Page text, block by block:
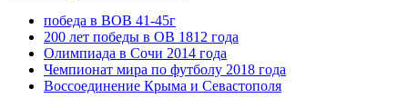
победа в ВОВ 41-45г
200 лет победы в ОВ 1812 года
Олимпиада в Сочи 2014 года
Чемпионат мира по футболу 2018 года
Воссоединение Крыма и Севастополя